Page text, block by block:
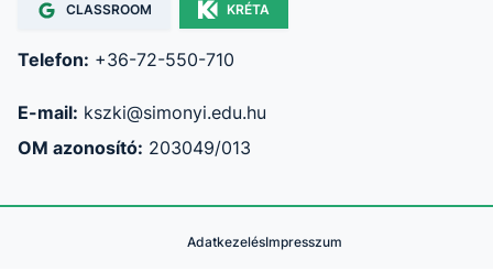
CLASSROOM KRÉTA
Telefon: +36-72-550-710
E-mail: kszki@simonyi.edu.hu
OM azonosító: 203049/013
AdatkezelésImpresszum